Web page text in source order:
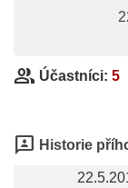
group Účastníci: 5
3p Historie